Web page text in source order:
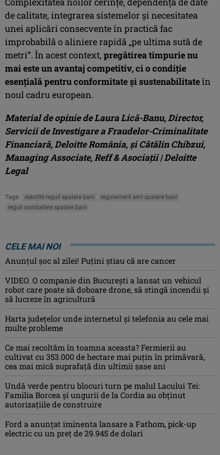
de calitate, integrarea sistemelor și necesitatea
unei aplicări consecvente în practică fac
improbabilă o aliniere rapidă „pe ultima sută de
metri”. În acest context, pregătirea timpurie nu
mai este un avantaj competitiv, ci o condiție
esențială pentru conformitate și sustenabilitateîn
noul cadru european.
Material de opinie de Laura Lică-Banu, Director,
Servicii de Investigare a Fraudelor-Criminalitate
Financiară, Deloitte România, și Cătălin Chibzui,
Managing Associate, Reff & Asociații | Deloitte
Legal
Tags: deloitte reguli spalare bani
regulament aml spalare bani
reguli combatere spalare bani
CELE MAI NOI
Anunţul şoc al zilei! Puţini ştiau că are cancer
VIDEO. O companie din București a lansat un vehicul
robot care poate să doboare drone, să stingă incendii și
să lucreze în agricultură
Harta județelor unde internetul și telefonia au cele mai
multe probleme
Ce mai recoltăm în toamna aceasta? Fermierii au
cultivat cu 353.000 de hectare mai puțin în primăvară,
cea mai mică suprafață din ultimii șase ani
Undă verde pentru blocuri turn pe malul Lacului Tei:
Familia Borcea și ungurii de la Cordia au obținut
autorizațiile de construire
Ford a anunțat iminenta lansare a Fathom, pick-up
electric cu un preț de 29.945 de dolari